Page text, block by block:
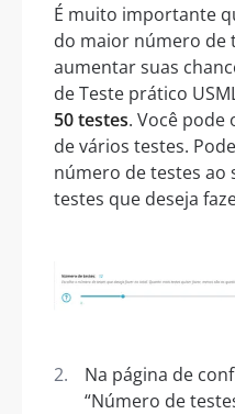
É muito importante
do maior número de
aumentar suas
de Teste prático
50 testes. Você
de vários testes.
número de testes ao
testes que deseja
Na página de
“Número de